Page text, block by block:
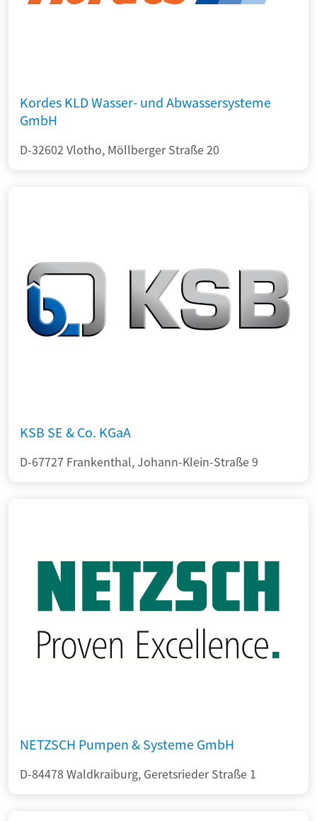
Kordes KLD Wasser- und Abwassersysteme
GmbH
D-32602 Vlotho, Möllberger Straße 20
KSB SE & Co. KGaA
D-67727 Frankenthal, Johann-Klein-Straße 9
NETZSCH Pumpen & Systeme GmbH
D-84478 Waldkraiburg, Geretsrieder Straße 1